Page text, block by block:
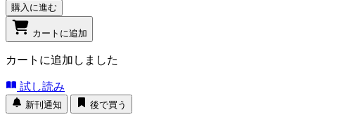
購入に進む
カートに追加
カートに追加しました
試し読み
新刊通知 後で買う